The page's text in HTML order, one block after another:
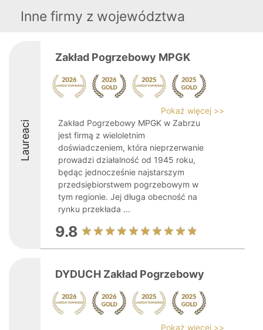
Inne firmy z województwa
Laureaci
Zakład Pogrzebowy MPGK
Pokaż więcej >>
Zakład Pogrzebowy MPGK w Zabrzu
jest firmą z wieloletnim
doświadczeniem, która nieprzerwanie
prowadzi działalność od 1945 roku,
będąc jednocześnie najstarszym
przedsiębiorstwem pogrzebowym w
tym regionie. Jej długa obecność na
rynku przekłada ...
9.8
DYDUCH Zakład Pogrzebowy
Pokaż więcej >>